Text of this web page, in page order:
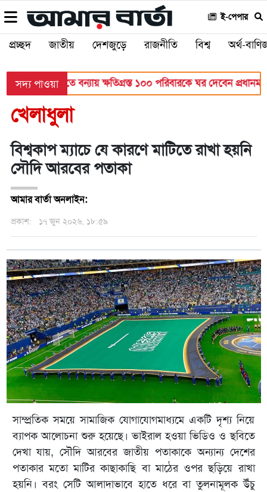
ই-পেপার
প্রচ্ছদ জাতীয় দেশজুড়ে রাজনীতি বিশ্ব অর্থ-
সদ্য পাওয়া
বাঁশখালীতে বন্যায় ক্ষতিগ্রস্ত ১০০ পরিবারকে ঘর দেবেন প্রধানমন্ত্রী
খেলাধুলা
বিশ্বকাপ ম্যাচে যে কারণে মাটিতে রাখা হয়নি
সৌদি আরবের পতাকা
আমার বার্তা অনলাইন:
প্রকাশ: ১৭ জুন ২০২৬, ১৮:৫৯
সাম্প্রতিক সময়ে সামাজিক যোগাযোগমাধ্যমে একটি দৃশ্য নিয়ে
ব্যাপক আলোচনা শুরু হয়েছে। ভাইরাল হওয়া ভিডিও ও ছবিতে
দেখা যায়, সৌদি আরবের জাতীয় পতাকাকে অন্যান্য দেশের
পতাকার মতো মাটির কাছাকাছি বা মাঠের ওপর ছড়িয়ে রাখা
হয়নি। বরং সেটি আলাদাভাবে হাতে ধরে বা তুলনামূলক উঁচু